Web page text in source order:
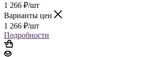
1 266 ₽/шт
Варианты цен
1 266 ₽/шт
Подробности